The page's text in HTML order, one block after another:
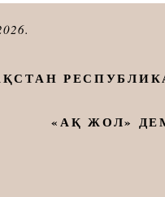
«АҚ ЖОЛ»